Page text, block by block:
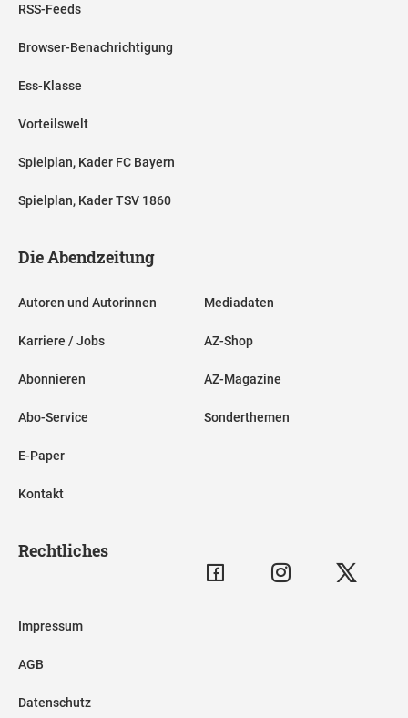
RSS-Feeds
Browser-Benachrichtigung
Ess-Klasse
Vorteilswelt
Spielplan, Kader FC Bayern
Spielplan, Kader TSV 1860
Die Abendzeitung
Autoren und Autorinnen
Karriere / Jobs
Abonnieren
Abo-Service
E-Paper
Kontakt
Mediadaten
AZ-Shop
AZ-Magazine
Sonderthemen
Rechtliches
Impressum
AGB
Datenschutz